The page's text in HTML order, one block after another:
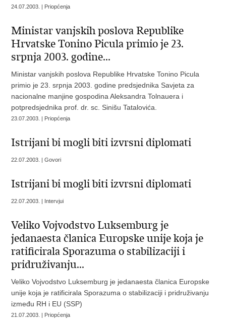
24.07.2003. | Priopćenja
Ministar vanjskih poslova Republike
Hrvatske Tonino Picula primio je 23.
srpnja 2003. godine...
Ministar vanjskih poslova Republike Hrvatske Tonino Picula
primio je 23. srpnja 2003. godine predsjednika Savjeta za
nacionalne manjine gospodina Aleksandra Tolnauera i
potpredsjednika prof. dr. sc. Sinišu Tatalovića.
23.07.2003. | Priopćenja
Istrijani bi mogli biti izvrsni diplomati
22.07.2003. | Govori
Istrijani bi mogli biti izvrsni diplomati
22.07.2003. | Intervjui
Veliko Vojvodstvo Luksemburg je
jedanaesta članica Europske unije koja je
ratificirala Sporazuma o stabilizaciji i
pridruživanju...
Veliko Vojvodstvo Luksemburg je jedanaesta članica Europske
unije koja je ratificirala Sporazuma o stabilizaciji i pridruživanju
između RH i EU (SSP)
21.07.2003. | Priopćenja